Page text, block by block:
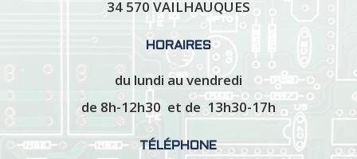
34 570 VAILHAUQUES
HORAIRES
du lundi au vendredi
de 8h-12h30 et de 13h30-17h
TÉLÉPHONE